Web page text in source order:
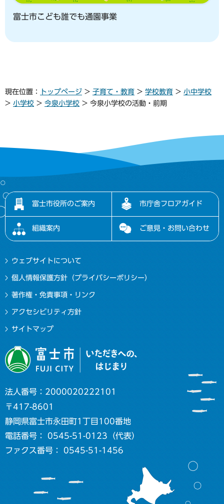
富士市こども誰でも通園事業
現在位置： トップページ > 子育て・教育 > 学校教育 > 小中学校
> 小学校 > 今泉小学校 > 今泉小学校の活動・前期
富士市役所のご案内 市庁舎フロアガイド
組織案内 ご意見・お問い合わせ
ウェブサイトについて
個人情報保護方針（プライバシーポリシー）
著作権・免責事項・リンク
アクセシビリティ方針
サイトマップ
法人番号：2000020222101
〒417-8601
静岡県富士市永田町1丁目100番地
電話番号： 0545-51-0123（代表）
ファクス番号： 0545-51-1456